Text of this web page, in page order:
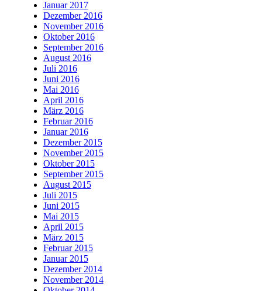
Januar 2017
Dezember 2016
November 2016
Oktober 2016
September 2016
August 2016
Juli 2016
Juni 2016
Mai 2016
April 2016
März 2016
Februar 2016
Januar 2016
Dezember 2015
November 2015
Oktober 2015
September 2015
August 2015
Juli 2015
Juni 2015
Mai 2015
April 2015
März 2015
Februar 2015
Januar 2015
Dezember 2014
November 2014